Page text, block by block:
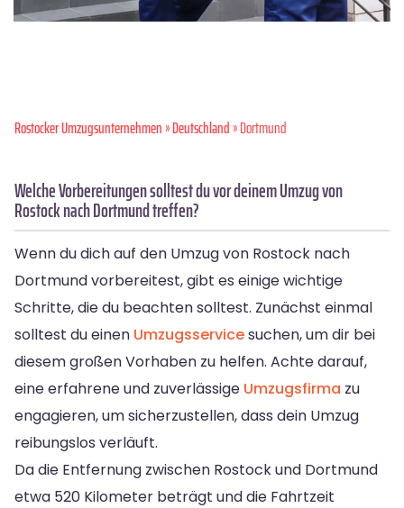
Rostocker Umzugsunternehmen»Deutschland» Dortmund
Welche Vorbereitungen solltest du vor deinem Umzug von
Rostock nach Dortmund treffen?
Wenn du dich auf den Umzug von Rostock nach
Dortmund vorbereitest, gibt es einige wichtige
Schritte, die du beachten solltest. Zunächst einmal
solltest du einen Umzugsservicesuchen, um dir bei
diesem großen Vorhaben zu helfen. Achte darauf,
eine erfahrene und zuverlässige Umzugsfirma zu
engagieren, um sicherzustellen, dass dein Umzug
reibungslos verläuft.
Da die Entfernung zwischen Rostock und Dortmund
etwa 520 Kilometer beträgt und die Fahrtzeit